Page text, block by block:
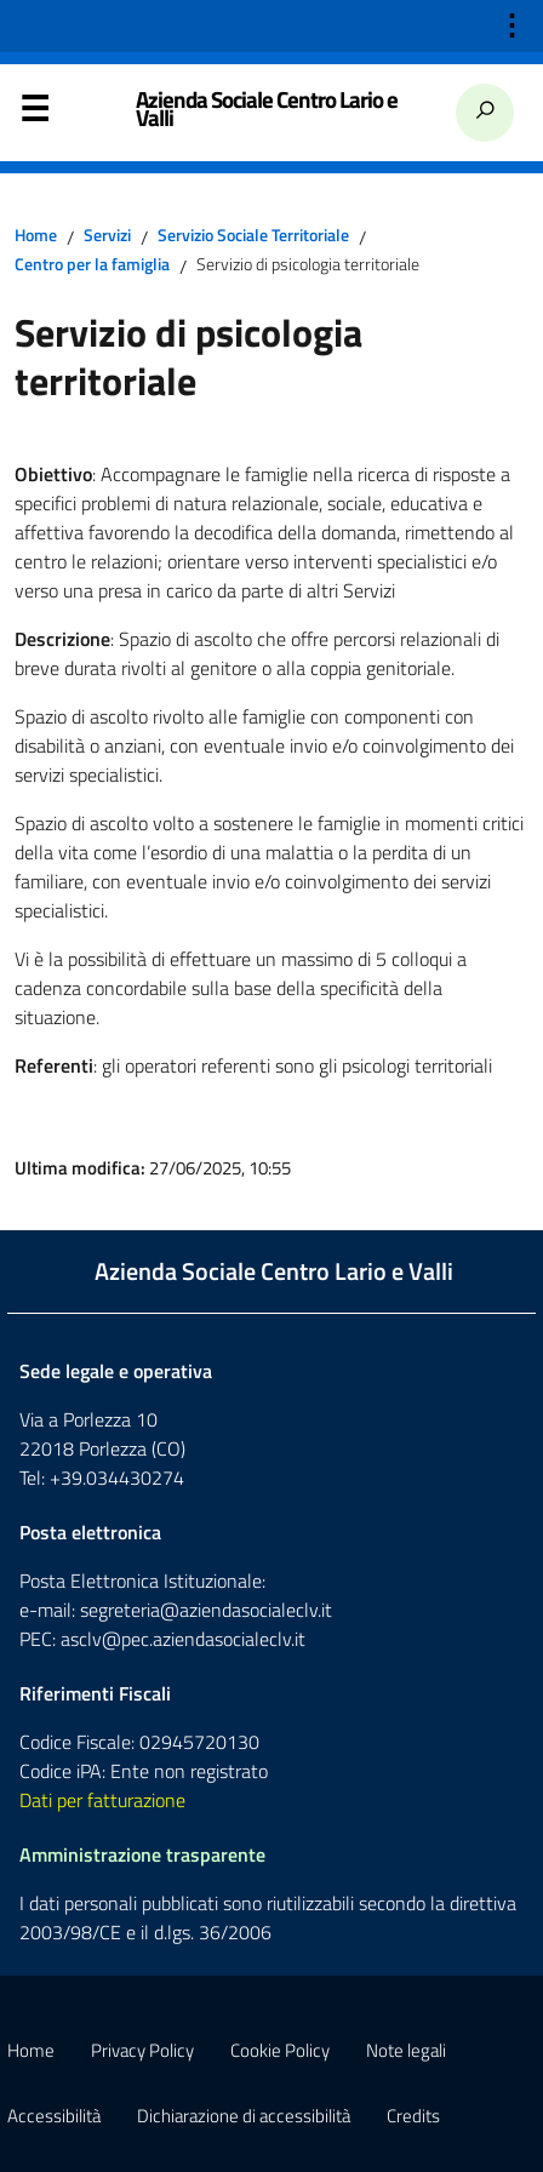
⋮
Azienda Sociale Centro Lario e
Valli
Home / Servizi / Servizio Sociale Territoriale /
Centro per la famiglia / Servizio di psicologia territoriale
Servizio di psicologia
territoriale
Obiettivo: Accompagnare le famiglie nella ricerca di risposte a
specifici problemi di natura relazionale, sociale, educativa e
affettiva favorendo la decodifica della domanda, rimettendo al
centro le relazioni; orientare verso interventi specialistici e/o
verso una presa in carico da parte di altri Servizi
Descrizione: Spazio di ascolto che offre percorsi relazionali di
breve durata rivolti al genitore o alla coppia genitoriale.
Spazio di ascolto rivolto alle famiglie con componenti con
disabilità o anziani, con eventuale invio e/o coinvolgimento dei
servizi specialistici.
Spazio di ascolto volto a sostenere le famiglie in momenti critici
della vita come l’esordio di una malattia o la perdita di un
familiare, con eventuale invio e/o coinvolgimento dei servizi
specialistici.
Vi è la possibilità di effettuare un massimo di 5 colloqui a
cadenza concordabile sulla base della specificità della
situazione.
Referenti: gli operatori referenti sono gli psicologi territoriali
Ultima modifica: 27/06/2025, 10:55
Azienda Sociale Centro Lario e Valli
Sede legale e operativa
Via a Porlezza 10
22018 Porlezza (CO)
Tel: +39.034430274
Posta elettronica
Posta Elettronica Istituzionale:
e-mail:segreteria@aziendasocialeclv.it
PEC:asclv@pec.aziendasocialeclv.it
Riferimenti Fiscali
Codice Fiscale: 02945720130
Codice iPA: Ente non registrato
Dati per fatturazione
Amministrazione trasparente
I dati personali pubblicati sono riutilizzabili secondo la direttiva
2003/98/CE e il d.lgs. 36/2006
Home Privacy Policy Cookie Policy Note legali
Accessibilità Dichiarazione di accessibilità Credits